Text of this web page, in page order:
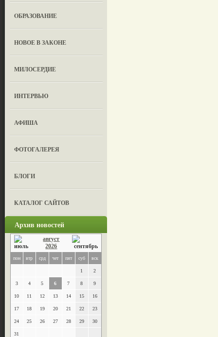
OБРАЗОВАНИЕ
НОВОЕ В ЗАКОНЕ
МИЛОСЕРДИЕ
ИНТЕРВЬЮ
АФИША
ФОТОГАЛЕРЕЯ
БЛОГИ
КАТАЛОГ САЙТОВ
Архив новостей
август
2026
пон втр срд чет пят суб вск
1 2
3 4 5 6 7 8 9
10 11 12 13 14 15 16
17 18 19 20 21 22 23
24 25 26 27 28 29 30
31